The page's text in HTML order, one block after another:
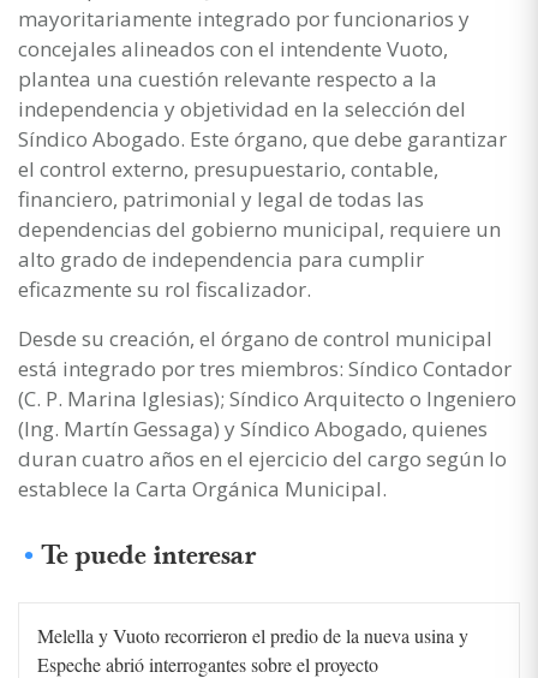
mayoritariamente integrado por funcionarios y
concejales alineados con el intendente Vuoto,
plantea una cuestión relevante respecto a la
independencia y objetividad en la selección del
Síndico Abogado. Este órgano, que debe garantizar
el control externo, presupuestario, contable,
financiero, patrimonial y legal de todas las
dependencias del gobierno municipal, requiere un
alto grado de independencia para cumplir
eficazmente su rol fiscalizador.
Desde su creación, el órgano de control municipal
está integrado por tres miembros: Síndico Contador
(C. P. Marina Iglesias); Síndico Arquitecto o Ingeniero
(Ing. Martín Gessaga) y Síndico Abogado, quienes
duran cuatro años en el ejercicio del cargo según lo
establece la Carta Orgánica Municipal.
Te puede interesar
Melella y Vuoto recorrieron el predio de la nueva usina y
Espeche abrió interrogantes sobre el proyecto